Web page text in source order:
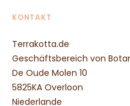
Ovale Terrakotta Töpfe
AGB
Zahlungsmethoden
Transportpreise
KONTAKT
Terrakotta.de
Geschäftsbereich von
De Oude Molen 10
5825KA Overloon
Niederlande